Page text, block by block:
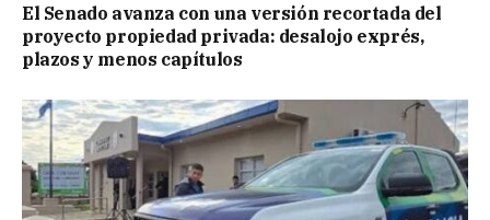
El Senado avanza con una versión recortada del
proyecto propiedad privada: desalojo exprés,
plazos y menos capítulos